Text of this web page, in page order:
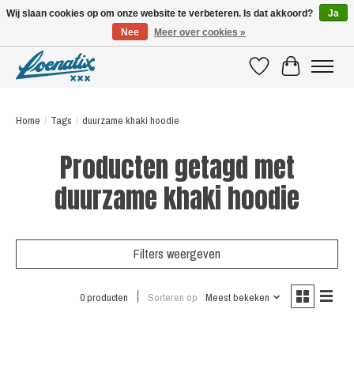
VerlanglijstWinkelwagen
Home / Tags / duurzame khaki hoodie
Producten getagd met
duurzame khaki hoodie
Filters weergeven
0 producten Sorteren op Meest bekeken
Wij slaan cookies op om onze website te verbeteren. Is dat akkoord?
Ja
Nee
Meer over cookies »